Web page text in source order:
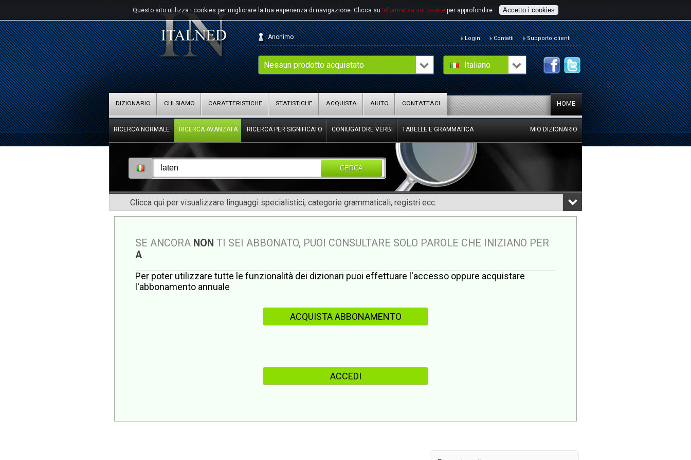
Questo sito utilizza i cookies per migliorare la tua esperienza di navigazione. Clicca su Informativa sui cookie per approfondire Accetto i cookies
Italiano
Nessun prodotto acquistato
Anonimo Login Contatti Supporto clienti
HOME
DIZIONARIO CHI SIAMO CARATTERISTICHE STATISTICHE ACQUISTA AIUTO CONTATTACI
RICERCA NORMALE RICERCA AVANZATA RICERCA PER SIGNIFICATO CONIUGATORE VERBI TABELLE E GRAMMATICA MIO DIZIONARIO
CERCA
Clicca qui per visualizzare linguaggi specialistici, categorie grammaticali, registri ecc.
SE ANCORA NON TI SEI ABBONATO, PUOI CONSULTARE SOLO PAROLE CHE INIZIANO PER
A
Per poter utilizzare tutte le funzionalità dei dizionari puoi effettuare l'accesso oppure acquistare
l'abbonamento annuale
ACQUISTA ABBONAMENTO
ACCEDI